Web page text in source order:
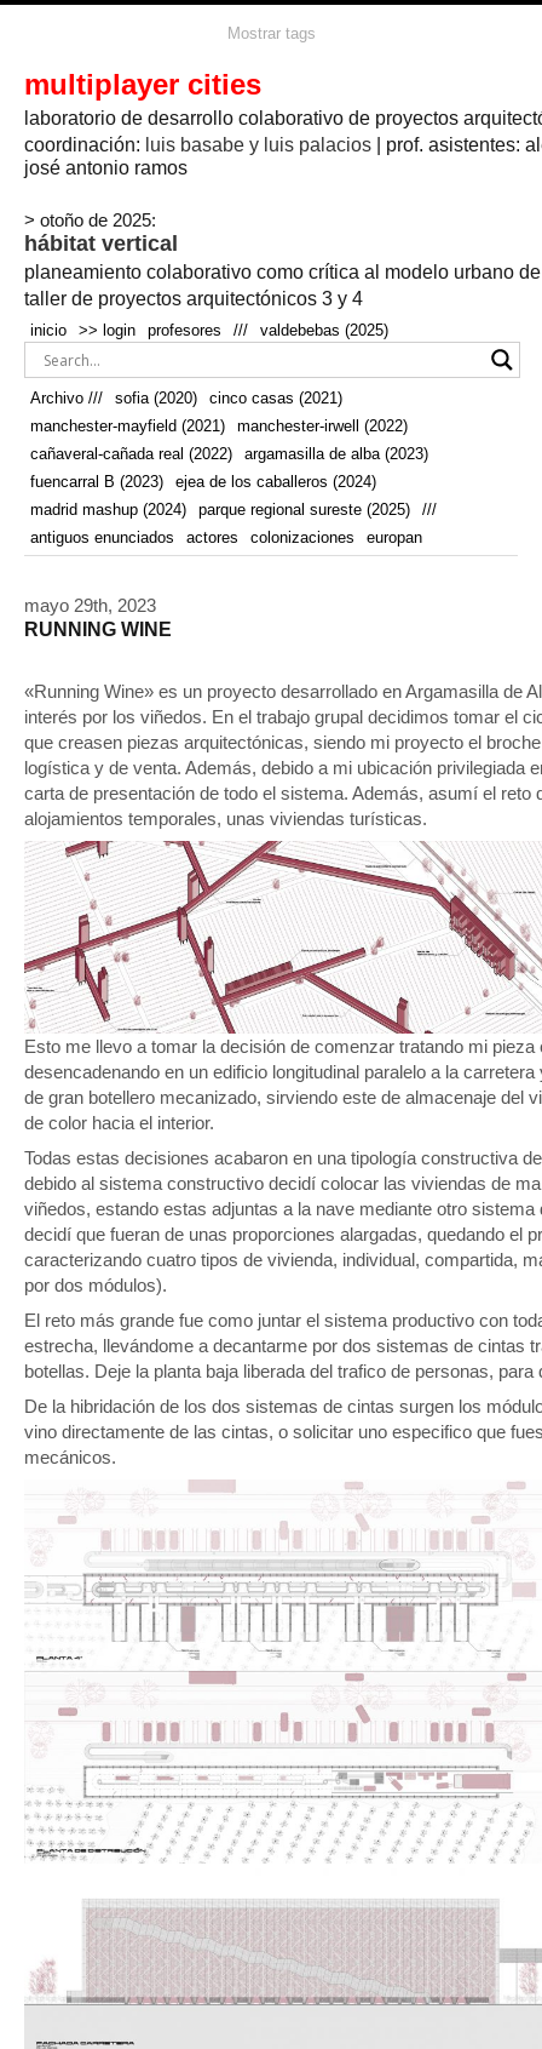
agricultura agricultura circular
arquitectura textil arte artesanía
bicicletas biodiversidad biorrefinería biotecnología bloque lineal
bodega bosque botánica caminos camping campo
cañada
real
canal cañaveral
real
cocina colaboración
autonoma
conectar
cooperativa crecimiento cueva cultivo cultivos deporte
don
quijote
ecosistema ejea de los caballeros
renovables
enterrado espacio social espacio verde
estructura europan fauna
fernández del amo festival fiesta flexibilidad fotomontaje
fuencarral b gastronomía geologia
geometrización curvas de
nivel
grúas habitar hábitat habitat hotel
infraestructura inmigración instalaciones invernadero
laguna línea del tiempo lineal longitudinal
manchester mapeo marihuana mayfield
mercado
modular modulo
naturaleza
paisaje productivo
productivo protección de los ecosistemas
pueblo de
colonización
rave recorrido regadío
regeneración
remolacha
retiro ruina ruinas social
sombra
sostenibilidad sota tecnología tejido
telas
temporalidad
temporeros territorio tiempo tierra
torres trabajo trama urbana transporte turismo urbanismo
vegetación vegetacion vertedero viñedos vino visión
vision vivienda vivienda adosada vivienda en
altura vivienda minima vivienda social vivienda temporal
yoga
Mostrar tags
multiplayer cities
laboratorio de desarrollo colaborativo de proyectos
coordinación: luis basabe y luis palacios | prof. asistentes:
josé antonio ramos
> otoño de 2025:
hábitat vertical
planeamiento colaborativo como crítica al modelo urbano
taller de proyectos arquitectónicos 3 y 4
inicio >> login profesores /// valdebebas (2025)
Archivo /// sofia (2020)
cinco casas (2021)
manchester-mayfield (2021)
manchester-irwell (2022)
cañaveral-cañada real (2022)
argamasilla de alba (2023)
fuencarral B (2023)
ejea de los caballeros (2024)
madrid mashup (2024)
parque regional sureste (2025)
///
antiguos enunciados
actores colonizaciones europan
mayo 29th, 2023
RUNNING WINE
«Running Wine» es un proyecto desarrollado en Argamasilla de
interés por los viñedos. En el trabajo grupal decidimos tomar el
que creasen piezas arquitectónicas, siendo mi proyecto el
logística y de venta. Además, debido a mi ubicación privilegiada
carta de presentación de todo el sistema. Además, asumí el reto
alojamientos temporales, unas viviendas turísticas.
Esto me llevo a tomar la decisión de comenzar tratando mi
desencadenando en un edificio longitudinal paralelo a la
de gran botellero mecanizado, sirviendo este de almacenaje del
de color hacia el interior.
Todas estas decisiones acabaron en una tipología constructiva
debido al sistema constructivo decidí colocar las viviendas de
viñedos, estando estas adjuntas a la nave mediante otro
decidí que fueran de unas proporciones alargadas, quedando el
caracterizando cuatro tipos de vivienda, individual, compartida,
por dos módulos).
El reto más grande fue como juntar el sistema productivo con
estrecha, llevándome a decantarme por dos sistemas de cintas
botellas. Deje la planta baja liberada del trafico de personas,
De la hibridación de los dos sistemas de cintas surgen los
vino directamente de las cintas, o solicitar uno especifico que
mecánicos.